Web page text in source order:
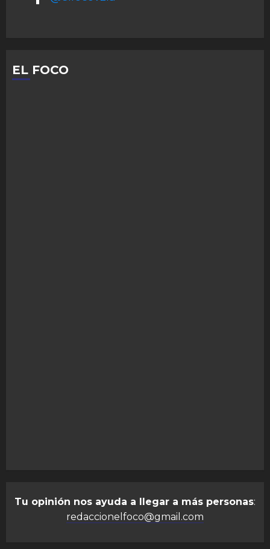
EL FOCO
Tu opinión nos ayuda a llegar a más personas:
redaccionelfoco@gmail.com